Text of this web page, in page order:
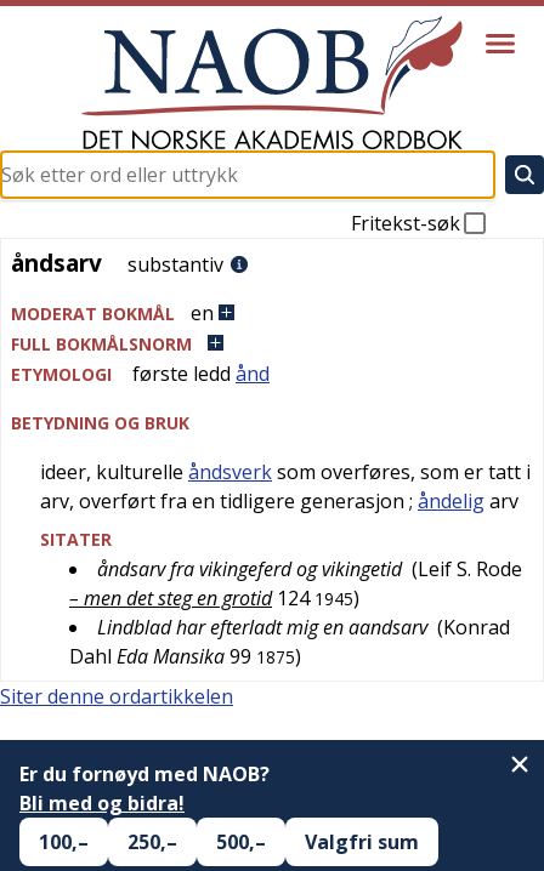
Fritekst-søk
åndsarv
åndsarv substantiv
MODERAT BOKMÅL en
FULL BOKMÅLSNORM
ETYMOLOGI
første ledd ånd
BETYDNING OG BRUK
ideer, kulturelle åndsverksom overføres, som er tatt i
arv, overført fra en tidligere generasjon ; åndeligarv
SITATER
åndsarv fra vikingeferd og vikingetid (Leif S. Rode
– men det steg en grotid 124 1945)
Lindblad har efterladt mig en aandsarv (Konrad
Dahl Eda Mansika99 1875)
Siter denne ordartikkelen
Er du fornøyd med NAOB?
Bli med og bidra!
100,–
250,– 500,– Valgfri sum